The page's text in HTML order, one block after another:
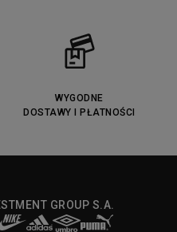
WYGODNE
DOSTAWY I PŁATNOŚCI
GROUP S.A.